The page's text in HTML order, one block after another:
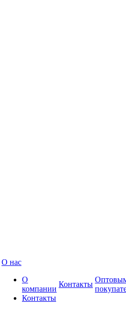
О нас
О
компании
Контакты
Контакты